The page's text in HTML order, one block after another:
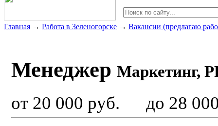
Главная → Работа в Зеленогорске → Вакансии (предлагаю
Менеджер Маркетинг,
от 20 000 руб. до 28